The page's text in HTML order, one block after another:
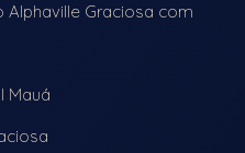
Graciosa com
Mauá